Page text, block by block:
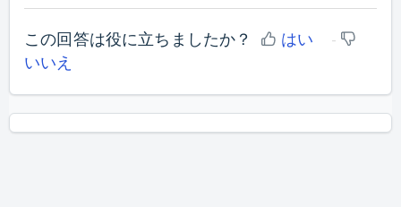
この回答は役に立ちましたか？
はい
いいえ